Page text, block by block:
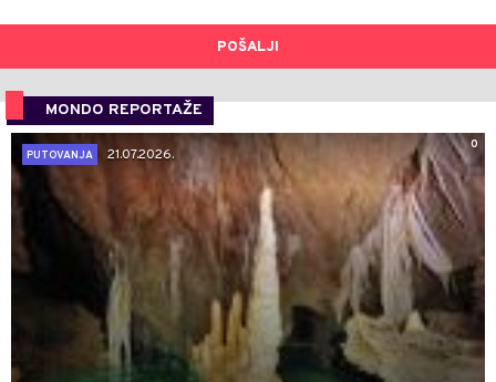
POŠALJI
MONDO REPORTAŽE
0
PUTOVANJA
21.07.2026.